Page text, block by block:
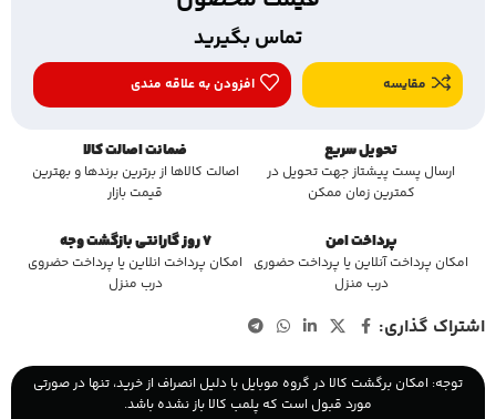
تماس بگیرید
مقایسه افزودن به علاقه مندی
تحویل سریع
ارسال پست پیشتاز جهت تحویل در
کمترین زمان ممکن
ضمانت اصالت کالا
اصالت کالاها از برترین برندها و بهترین
قیمت بازار
پرداخت امن
امکان پرداخت آنلاین یا پرداخت حضوری
درب منزل
7 روز گارانتی بازگشت وجه
امکان پرداخت انلاین یا پرداخت حضروی
درب منزل
اشتراک گذاری:
توجه: امکان برگشت کالا در گروه موبایل با دلیل انصراف از خرید، تنها در صورتی
مورد قبول است که پلمب کالا باز نشده باشد.